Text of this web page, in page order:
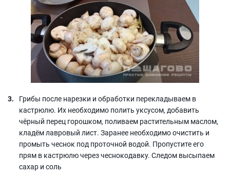
Грибы после нарезки и обработки перекладываем в
кастрюлю. Их необходимо полить уксусом, добавить
чёрный перец горошком, поливаем растительным маслом,
кладём лавровый лист. Заранее необходимо очистить и
промыть чеснок под проточной водой. Пропустите его
прям в кастрюлю через чеснокодавку. Следом высыпаем
сахар и соль